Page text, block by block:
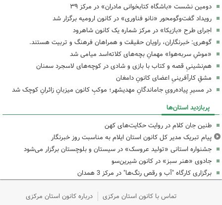
دومین نشست «باشگاه کتابخوانی مادران» در مرکز ۳۹
رویداد گفت‌وگومحور «نانو فناوری» در کانون ارومیه برگزار شد
اجرای طرح «بازیکا» در مرکز شماره یک کانون شاهرود
گوهری: خبرنگاران، راویان حقیقت و همراهان فرهنگ و تربیت هستند.
«موشِ سربه‌هوا» مهمانِ بچه‌های کلاته‌اسد میامی شد
هم‌نشینیِ قصه و کتاب با بازی و شادی در کوچه‌های لاسجرد سمنان
مشقِ کارآفرینیِ اعضای کانونِ دامغان
در مسیرِ پیاده‌رویِ جاماندگانِ مهدیشهر؛ موکبِ کانون میزبانِ زائرانِ کوچک شد
پربازدید استان‌ها
طنین جان کلام در روایت حکایت‌های کهن
پیام تبریک مدیر کل کانون استان ایلام به مناسبت روز خبرنگار
جشنواره استانی «تولید عروسک» در سیستان و بلوچستان برگزار می‌شود
جادوی «هنر سبز» در کانون شیرین‌سو
برگزاری کارگاه "آب و رقص رنگ‌ها" در مرکز 3 همدان
تماس با کانون استان مرکزی درباره کانون استان مرکزی